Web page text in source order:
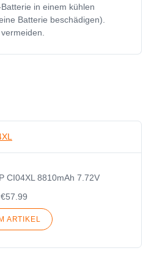
in einem kühlen
Batterie beschädigen).
CI04XL 8810mAh 7.72V
€57.99
ARTIKEL